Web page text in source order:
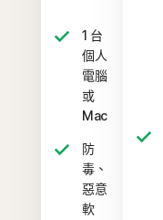
1 台
個人
電腦
或
Mac
防
毒、
惡意
軟